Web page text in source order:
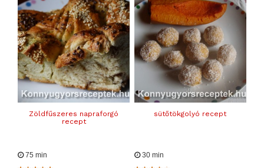
Zöldfűszeres napraforgó
recept
sütőtökgolyó recept
75 min 30 min